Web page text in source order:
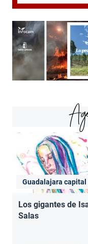
Guadalajara capital
Los gigantes de
Salas